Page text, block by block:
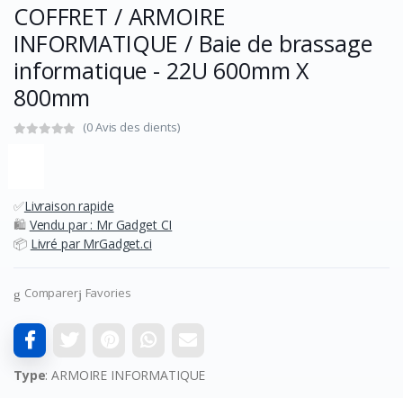
COFFRET / ARMOIRE
INFORMATIQUE / Baie de brassage
informatique - 22U 600mm X
800mm
(0 Avis des clients)
✅Livraison rapide
🛍️ Vendu par : Mr Gadget CI
📦 Livré par MrGadget.ci
Comparer Favories
Type: ARMOIRE INFORMATIQUE